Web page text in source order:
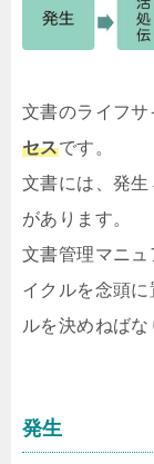
文書のライフ
セスです。
文書には、発
があります。
文書管理マニ
イクルを念頭
ルを決めねばな
発生